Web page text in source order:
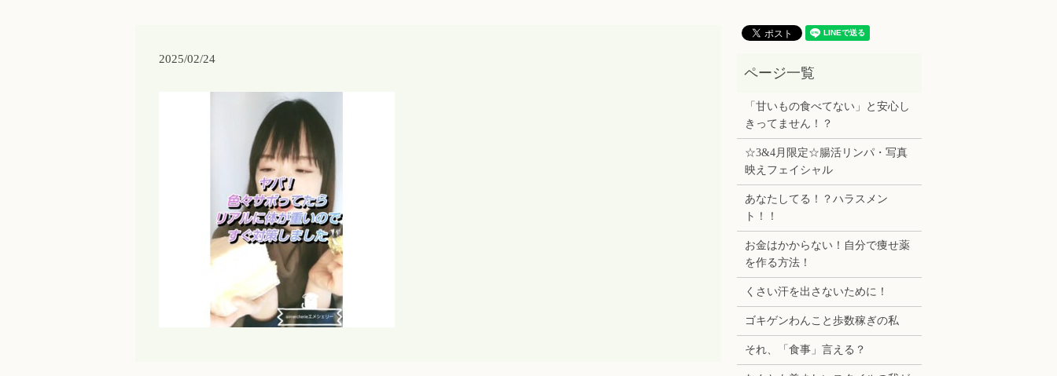
2025/02/24
「甘いもの食べてない」と安心し
きってません！？
☆3&4月限定☆腸活リンパ・写真
映えフェイシャル
あなたしてる！？ハラスメン
ト！！
お金はかからない！自分で痩せ薬
を作る方法！
くさい汗を出さないために！
ゴキゲンわんこと歩数稼ぎの私
それ、「食事」言える？